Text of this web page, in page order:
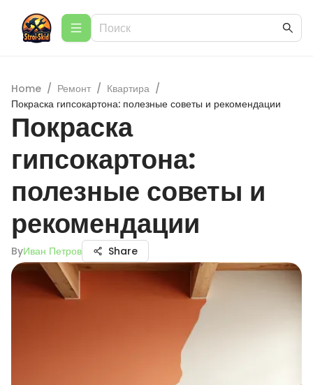
Home / Ремонт / Квартира /
Покраска гипсокартона: полезные советы и рекомендации
Покраска
гипсокартона:
полезные советы и
рекомендации
ByИван Петров Share